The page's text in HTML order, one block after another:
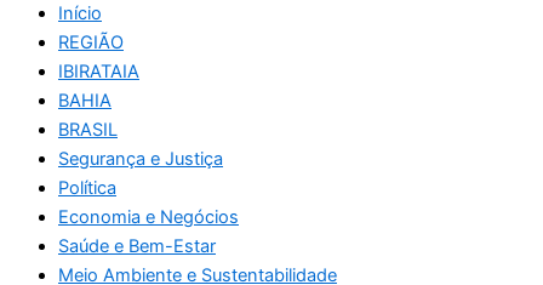
Início
REGIÃO
IBIRATAIA
BAHIA
BRASIL
Segurança e Justiça
Política
Economia e Negócios
Saúde e Bem-Estar
Meio Ambiente e Sustentabilidade